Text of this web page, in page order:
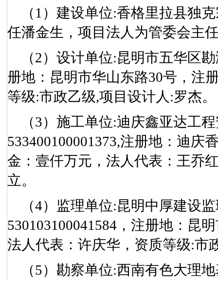
（1 ）建设单位:香格里拉县独
任潘金生，项目法人为管委会主
（2）设计单位:昆明市五华区
册地：昆明市华山东路30号，注
等级:市政乙级,项目设计人 :罗杰。
（3）施工单位:迪庆鑫亚达工
533400100001373,注册地：迪庆
金：壹仟万元，法人代表：王乔
立。
（4）监理单位:昆明中厚建设
530103100041584 ，注册地：昆
法人代表：许庆华，资质等级:市
（5）勘察单位:西南有色大理